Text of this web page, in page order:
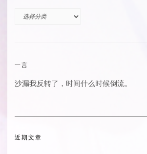
一言
沙漏我反转了，时间什么时候倒流。
近期文章